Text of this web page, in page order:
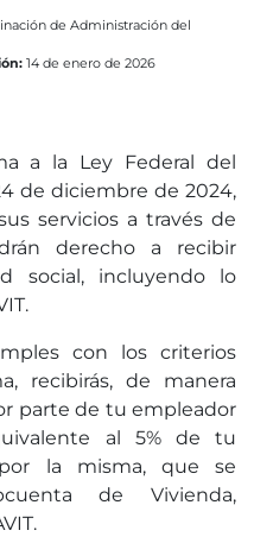
de Administración del
14 de enero de 2026
a la Ley Federal del
de diciembre de 2024,
servicios a través de
derecho a recibir
social, incluyendo lo
con los criterios
recibirás, de manera
parte de tu empleador
al 5% de tu
la misma, que se
de Vivienda,